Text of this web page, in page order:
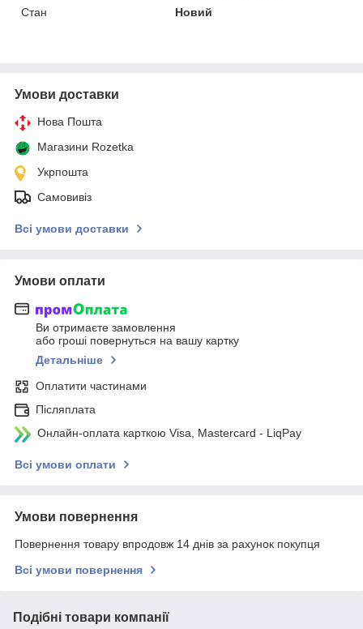
Стан
Новий
Умови доставки
Нова Пошта
Магазини Rozetka
Укрпошта
Самовивіз
Всі умови доставки
Умови оплати
Ви отримаєте замовлення
або гроші повернуться на вашу картку
Детальніше
Оплатити частинами
Післяплата
Онлайн-оплата карткою Visa, Mastercard - LiqPay
Всі умови оплати
Умови повернення
Повернення товару впродовж 14 днів за рахунок покупця
Всі умови повернення
Подібні товари компанії